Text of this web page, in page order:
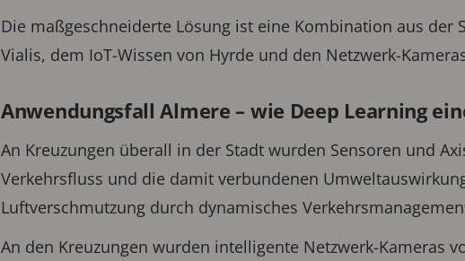
Die maßgeschneiderte Lösung ist eine Kombination aus der
Vialis, dem IoT-Wissen von Hyrde und den Netzwerk-
Anwendungsfall Almere – wie Deep Learning
An Kreuzungen überall in der Stadt wurden Sensoren und
Verkehrsfluss und die damit verbundenen
Luftverschmutzung durch dynamisches
An den Kreuzungen wurden intelligente Netzwerk-Kameras